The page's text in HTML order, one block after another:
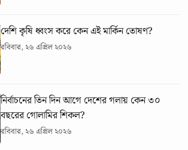
দেশি কৃষি ধ্বংস করে কেন এই মার্কিন তোষণ?
রবিবার, ২৬ এপ্রিল ২০২৬
নির্বাচনের তিন দিন আগে দেশের গলায় কেন ৩০
বছরের গোলামির শিকল?
রবিবার, ২৬ এপ্রিল ২০২৬